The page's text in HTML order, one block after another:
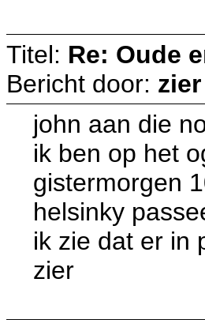
Titel: Re: Oude
Bericht door: zier
john aan die
ik ben op het
gistermorgen
helsinky
ik zie dat er in
zier